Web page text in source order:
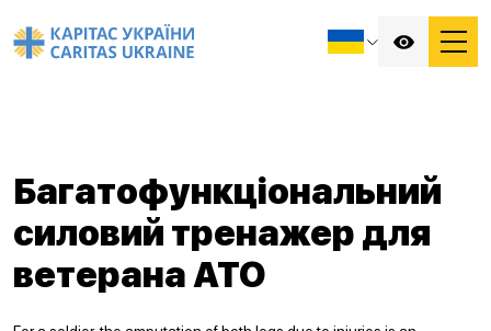
Багатофункціональний
силовий тренажер для
ветерана АТО